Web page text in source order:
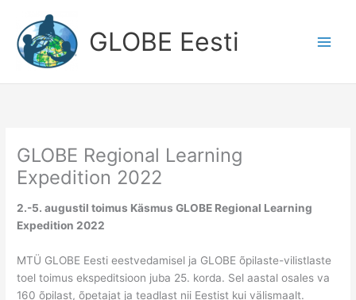
content
GLOBE Eesti
GLOBE Regional Learning
Expedition 2022
2.-5. augustil toimus Käsmus GLOBE Regional Learning
Expedition 2022
MTÜ GLOBE Eesti eestvedamisel ja GLOBE õpilaste-vilistlaste
toel toimus ekspeditsioon juba 25. korda. Sel aastal osales va
160 õpilast, õpetajat ja teadlast nii Eestist kui välismaalt.